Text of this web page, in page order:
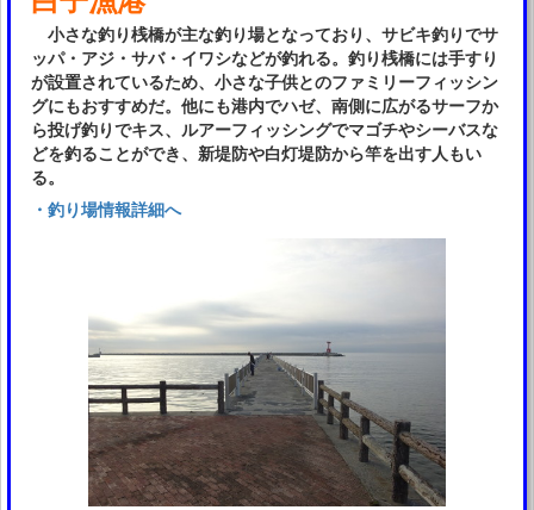
小さな釣り桟橋が主な釣り場となっており、サビキ釣りでサ
ッパ・アジ・サバ・イワシなどが釣れる。釣り桟橋には手すり
が設置されているため、小さな子供とのファミリーフィッシン
グにもおすすめだ。他にも港内でハゼ、南側に広がるサーフか
ら投げ釣りでキス、ルアーフィッシングでマゴチやシーバスな
どを釣ることができ、新堤防や白灯堤防から竿を出す人もい
る。
・釣り場情報詳細へ